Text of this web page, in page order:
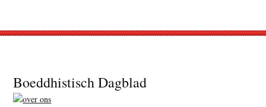
Footer
Boeddhistisch Dagblad